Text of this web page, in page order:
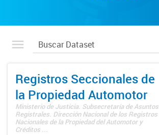
Registros Seccionales de
la Propiedad Automotor
Ministerio de Justicia. Subsecretaría de Asuntos
Registrales. Dirección Nacional de los Registros
Nacionales de la Propiedad del Automotor y
Créditos ...